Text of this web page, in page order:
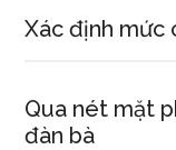
Xác định mức
Qua nét mặt
đàn bà